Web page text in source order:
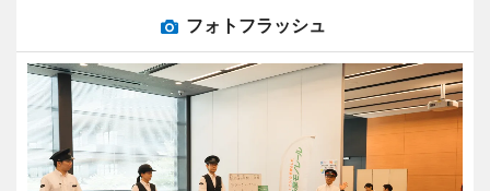
フォトフラッシュ